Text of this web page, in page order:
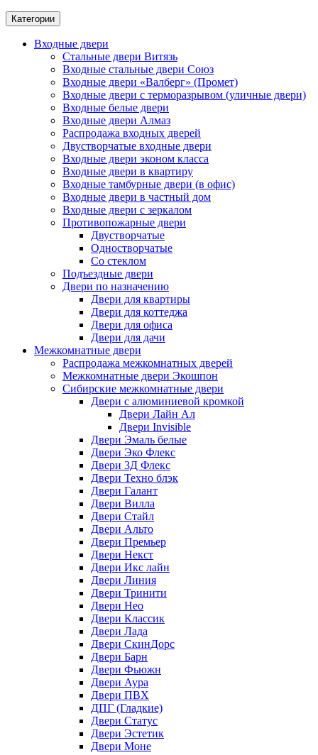
Категории
Входные двери
Стальные двери Витязь
Входные стальные двери Союз
Входные двери «Валберг» (Промет)
Входные двери с терморазрывом (уличные двери)
Входные белые двери
Входные двери Алмаз
Распродажа входных дверей
Двустворчатые входные двери
Входные двери эконом класса
Входные двери в квартиру
Входные тамбурные двери (в офис)
Входные двери в частный дом
Входные двери с зеркалом
Противопожарные двери
Двустворчатые
Одностворчатые
Со стеклом
Подъездные двери
Двери по назначению
Двери для квартиры
Двери для коттеджа
Двери для офиса
Двери для дачи
Межкомнатные двери
Распродажа межкомнатных дверей
Межкомнатные двери Экошпон
Сибирские межкомнатные двери
Двери с алюминиевой кромкой
Двери Лайн Ал
Двери Invisible
Двери Эмаль белые
Двери Эко Флекс
Двери 3Д Флекс
Двери Техно блэк
Двери Галант
Двери Вилла
Двери Стайл
Двери Альто
Двери Премьер
Двери Некст
Двери Икс лайн
Двери Линия
Двери Тринити
Двери Нео
Двери Классик
Двери Лада
Двери СкинДорс
Двери Барн
Двери Фьюжн
Двери Аура
Двери ПВХ
ДПГ (Гладкие)
Двери Статус
Двери Эстетик
Двери Моне